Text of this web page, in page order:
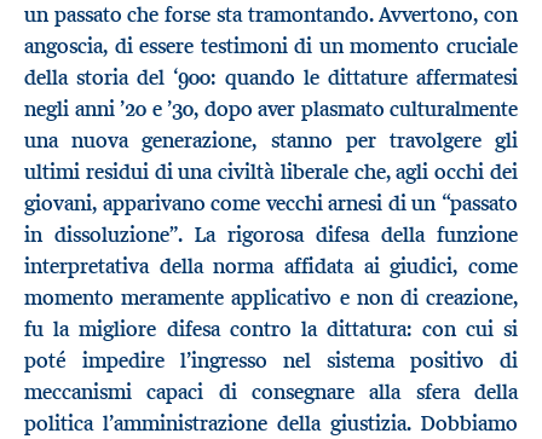
un passato che forse sta tramontando. Avvertono, con
angoscia, di essere testimoni di un momento cruciale
della storia del ‘900: quando le dittature affermatesi
negli anni ’20 e ’30, dopo aver plasmato culturalmente
una nuova generazione, stanno per travolgere gli
ultimi residui di una civiltà liberale che, agli occhi dei
giovani, apparivano come vecchi arnesi di un “passato
in dissoluzione”. La rigorosa difesa della funzione
interpretativa della norma affidata ai giudici, come
momento meramente applicativo e non di creazione,
fu la migliore difesa contro la dittatura: con cui si
poté impedire l’ingresso nel sistema positivo di
meccanismi capaci di consegnare alla sfera della
politica l’amministrazione della giustizia. Dobbiamo